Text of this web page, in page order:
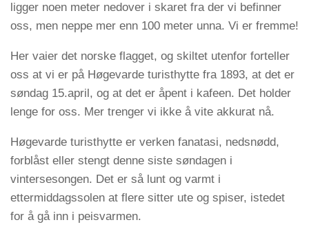
ligger noen meter nedover i skaret fra der vi befinner
oss, men neppe mer enn 100 meter unna. Vi er fremme!
Her vaier det norske flagget, og skiltet utenfor forteller
oss at vi er på Høgevarde turisthytte fra 1893, at det er
søndag 15.april, og at det er åpent i kafeen. Det holder
lenge for oss. Mer trenger vi ikke å vite akkurat nå.
Høgevarde turisthytte er verken fanatasi, nedsnødd,
forblåst eller stengt denne siste søndagen i
vintersesongen. Det er så lunt og varmt i
ettermiddagssolen at flere sitter ute og spiser, istedet
for å gå inn i peisvarmen.